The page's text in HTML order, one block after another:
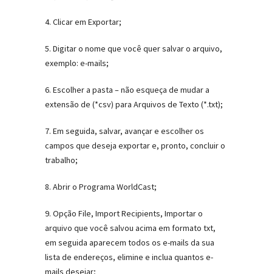
4. Clicar em Exportar;
5. Digitar o nome que você quer salvar o arquivo,
exemplo: e-mails;
6. Escolher a pasta – não esqueça de mudar a
extensão de (*csv) para Arquivos de Texto (*.txt);
7. Em seguida, salvar, avançar e escolher os
campos que deseja exportar e, pronto, concluir o
trabalho;
8. Abrir o Programa WorldCast;
9. Opção File, Import Recipients, Importar o
arquivo que você salvou acima em formato txt,
em seguida aparecem todos os e-mails da sua
lista de endereços, elimine e inclua quantos e-
mails desejar;